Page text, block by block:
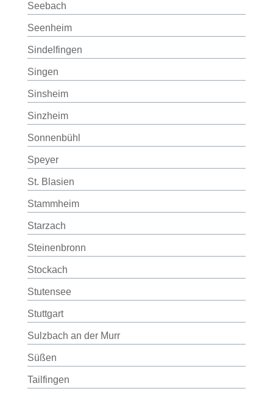
Seebach
Seenheim
Sindelfingen
Singen
Sinsheim
Sinzheim
Sonnenbühl
Speyer
St. Blasien
Stammheim
Starzach
Steinenbronn
Stockach
Stutensee
Stuttgart
Sulzbach an der Murr
Süßen
Tailfingen